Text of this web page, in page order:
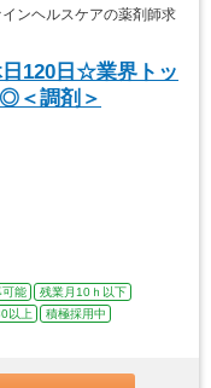
ンヘルスケアの薬剤師求
日120日☆業界トッ
＜調剤＞
可能
残業月10ｈ以下
以上
積極採用中